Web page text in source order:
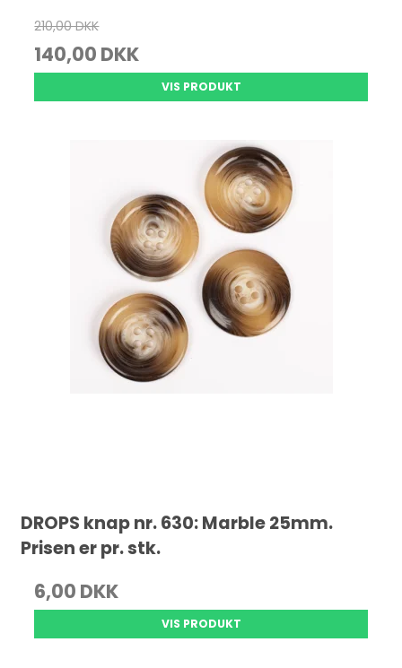
210,00 DKK
140,00 DKK
VIS PRODUKT
DROPS knap nr. 630: Marble 25mm.
Prisen er pr. stk.
6,00 DKK
VIS PRODUKT